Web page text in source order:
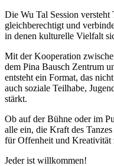
Die Wu Tal Session versteht
gleichberechtigt und
in denen kulturelle Vielfalt
Mit der Kooperation
dem Pina Bausch Zentrum
entsteht ein Format, das
auch soziale Teilhabe,
stärkt.
Ob auf der Bühne oder im
alle ein, die Kraft des
für Offenheit und Kreativität
Jeder ist willkommen!